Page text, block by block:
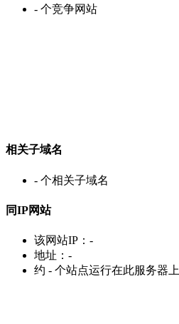
- 个竞争网站
相关子域名
- 个相关子域名
同IP网站
该网站IP： -
地址： -
约 - 个站点运行在此服务器上